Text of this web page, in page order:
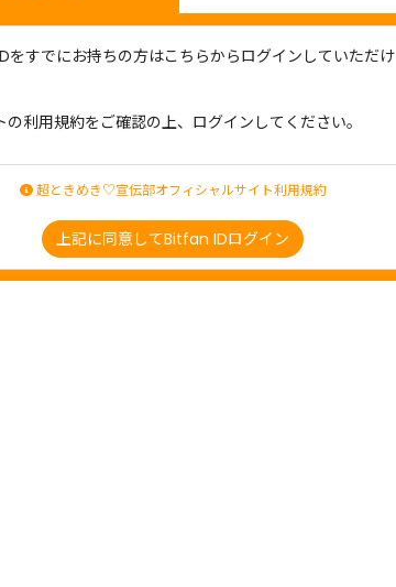
をすでにお持ちの方はこちらからログインしていただけ
の利用規約をご確認の上、ログインしてください。
超ときめき♡宣伝部オフィシャルサイト利用規約
上記に同意してBitfan IDログイン